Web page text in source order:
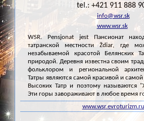
tel.: +421 911 888
info@wsr.sk
www.wsr.sk
WSR. Pensjonat jest Пансионат
татранской местности Ždiar, где
незабываемой красотой Белянских
природой. Деревня известна своим
фольклором и региональной
Татры являются самой красивой и
Высоких Татр и поэтому называются
Эти горы завораживают в любое время
www.wsr.evroturizm.ru